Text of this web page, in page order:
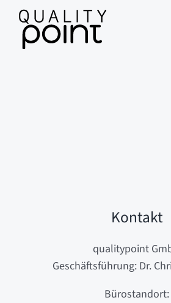
Inhalt
springen
Kontakt
qualitypoint
Geschäftsführung: Dr.
Bürostandort: